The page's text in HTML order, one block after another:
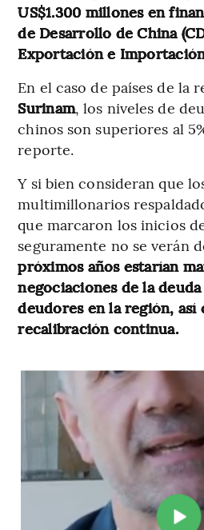
US$1.300 millones en
de Desarrollo de China
Exportación e
En el caso de países de la
Surinam, los niveles de
chinos son superiores al
reporte.
Y si bien consideran que
multimillonarios
que marcaron los inicios
seguramente no se verán
próximos años estarían
negociaciones de la
deudores en la región, así
recalibración continua.